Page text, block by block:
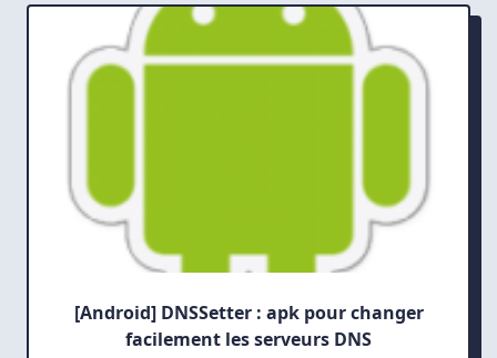
Android
[Android] DNSSetter : apk pour changer
facilement les serveurs DNS